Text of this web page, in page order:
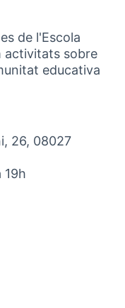
de l'Escola
activitats sobre
educativa
26, 08027
19h